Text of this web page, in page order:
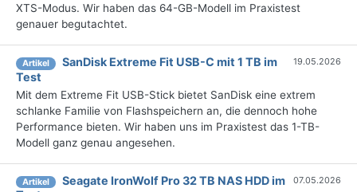
XTS-Modus. Wir haben das 64-GB-Modell im Praxistest
genauer begutachtet.
Artikel
SanDisk Extreme Fit USB-C mit 1 TB im
Test
19.05.2026
Mit dem Extreme Fit USB-Stick bietet SanDisk eine extrem
schlanke Familie von Flashspeichern an, die dennoch hohe
Performance bieten. Wir haben uns im Praxistest das 1-TB-
Modell ganz genau angesehen.
Artikel
Seagate IronWolf Pro 32 TB NAS HDD im
07.05.2026